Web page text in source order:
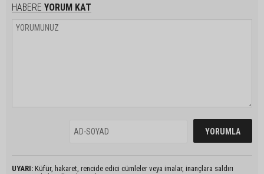
HABERE YORUM KAT
UYARI: Küfür, hakaret, rencide edici cümleler veya imalar, inançlara saldırı